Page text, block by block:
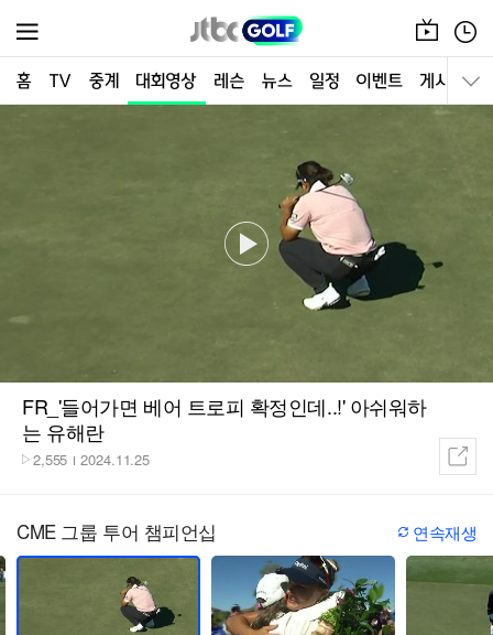
메뉴
온
어
편
표
FR_'들어가면 베어 트로피 확정인데..!' 아쉬워하
는 유해란
2,555 2024.11.25
CME 그룹 투어 챔피언십 연속재생